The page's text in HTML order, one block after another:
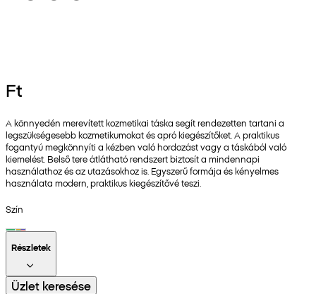
Ft
A könnyedén merevített kozmetikai táska segít rendezetten tartani a
legszükségesebb kozmetikumokat és apró kiegészítőket. A praktikus
fogantyú megkönnyíti a kézben való hordozást vagy a táskából való
kiemelést. Belső tere átlátható rendszert biztosít a mindennapi
használathoz és az utazásokhoz is. Egyszerű formája és kényelmes
használata modern, praktikus kiegészítővé teszi.
Szín
Részletek
Üzlet keresése